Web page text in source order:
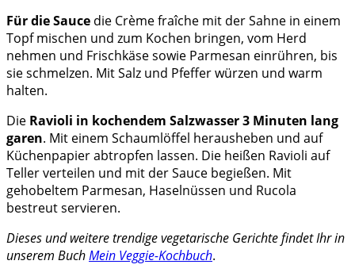
Für die Sauce die Crème fraîche mit der Sahne in einem
Topf mischen und zum Kochen bringen, vom Herd
nehmen und Frischkäse sowie Parmesan einrühren, bis
sie schmelzen. Mit Salz und Pfeffer würzen und warm
halten.
Die Ravioli in kochendem Salzwasser 3 Minuten lang
garen. Mit einem Schaumlöffel herausheben und auf
Küchenpapier abtropfen lassen. Die heißen Ravioli auf
Teller verteilen und mit der Sauce begießen. Mit
gehobeltem Parmesan, Haselnüssen und Rucola
bestreut servieren.
Dieses und weitere trendige vegetarische Gerichte findet Ihr in
unserem BuchMein Veggie-Kochbuch.